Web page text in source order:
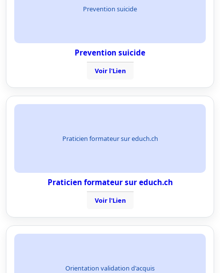
Prevention suicide
Prevention suicide
Voir l'Lien
Praticien formateur sur educh.ch
Praticien formateur sur educh.ch
Voir l'Lien
Orientation validation d'acquis